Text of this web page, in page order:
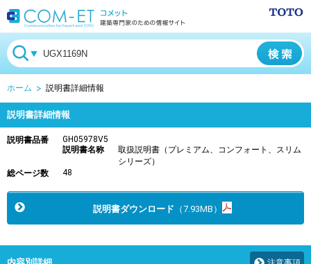
ホーム 説明書詳細情報
説明書詳細情報
説明書品番
GH05978V5
説明書名称
取扱説明書（プレミアム、コンフォート、スリム
シリーズ）
総ページ数
48
説明書ダウンロード （7.93MB）